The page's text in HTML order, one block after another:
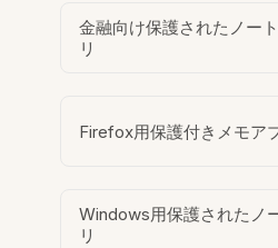
金融向け保護されたノー
リ
Firefox用保護付きメモア
Windows用保護されたノ
リ